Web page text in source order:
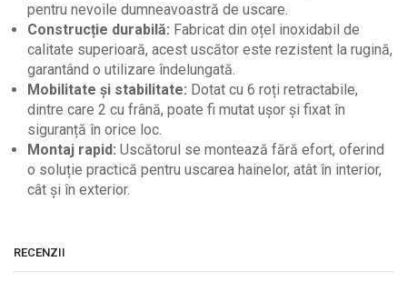
pentru nevoile dumneavoastră de uscare.
Construcție durabilă: Fabricat din oțel inoxidabil de
calitate superioară, acest uscător este rezistent la rugină,
garantând o utilizare îndelungată.
Mobilitate și stabilitate: Dotat cu 6 roți retractabile,
dintre care 2 cu frână, poate fi mutat ușor și fixat în
siguranță în orice loc.
Montaj rapid: Uscătorul se montează fără efort, oferind
o soluție practică pentru uscarea hainelor, atât în interior,
cât și în exterior.
RECENZII